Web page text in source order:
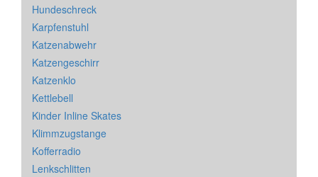
Hundeschreck
Karpfenstuhl
Katzenabwehr
Katzengeschirr
Katzenklo
Kettlebell
Kinder Inline Skates
Klimmzugstange
Kofferradio
Lenkschlitten